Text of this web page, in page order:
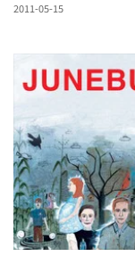
2011-05-15